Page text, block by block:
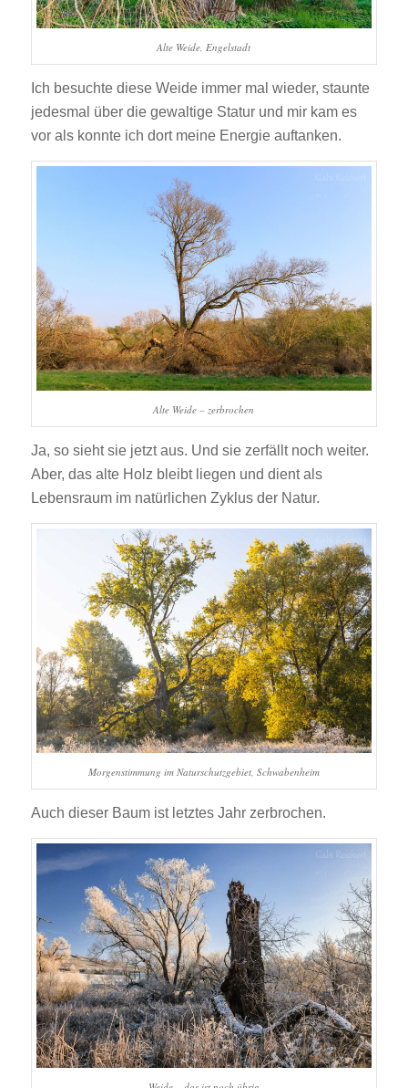
Alte Weide, Engelstadt
Ich besuchte diese Weide immer mal wieder, staunte
jedesmal über die gewaltige Statur und mir kam es
vor als konnte ich dort meine Energie auftanken.
Alte Weide – zerbrochen
Ja, so sieht sie jetzt aus. Und sie zerfällt noch weiter.
Aber, das alte Holz bleibt liegen und dient als
Lebensraum im natürlichen Zyklus der Natur.
Morgenstimmung im Naturschutzgebiet, Schwabenheim
Auch dieser Baum ist letztes Jahr zerbrochen.